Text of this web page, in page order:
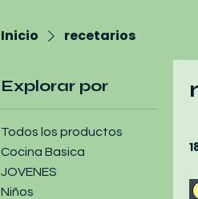
Inicio recetarios
Explorar por
Todos los productos
Cocina Basica
JOVENES
Niños